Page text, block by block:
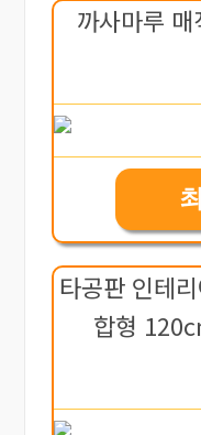
까사마루
타공판 인테
합형